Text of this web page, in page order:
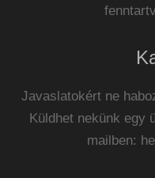
Javaslatokért ne
Küldhet nekünk egy
mailben: